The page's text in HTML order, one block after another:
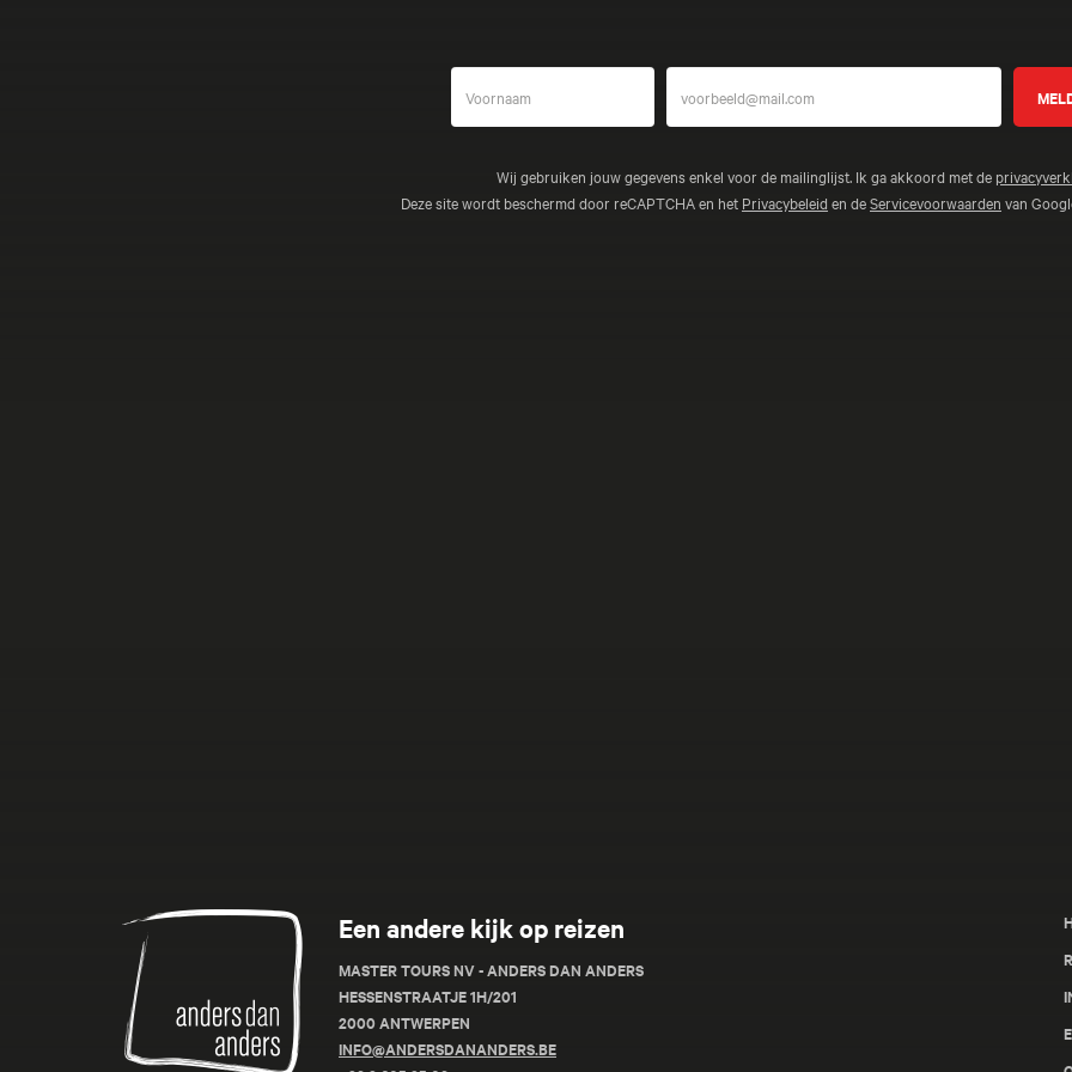
Wij gebruiken jouw gegevens enkel voor de mailinglijst. Ik ga akkoord met de
Deze site wordt beschermd door reCAPTCHA en het Privacybeleid en deServicevoorwaarden van
Anders
dan
Anders
Een andere kijk op reizen
MASTER TOURS NV - ANDERS DAN ANDERS
HESSENSTRAATJE 1H/201
2000 ANTWERPEN
INFO@ANDERSDANANDERS.BE